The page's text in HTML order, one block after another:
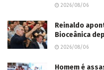
2026/08/06
Reinaldo
Bioceânica
2026/08/06
Homem é